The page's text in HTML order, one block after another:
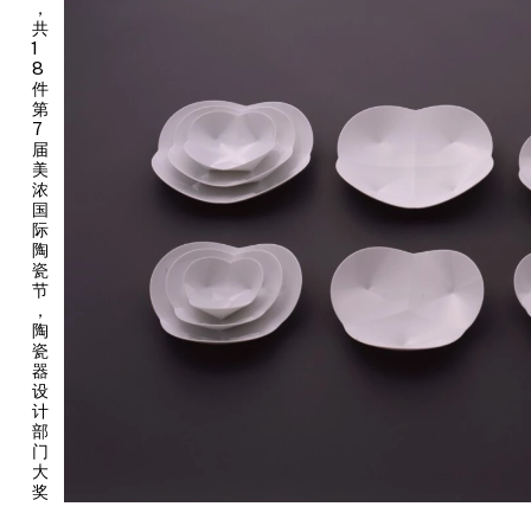
“器之道”巧妙融合中国古典哲学与对当代艺术的思考：“器”不再仅
是物质的载体，而升华为艺术家创造力和技艺的具象化表达；与之
呼应的“道”则超越了其传统意义，演变为陶艺创作中的抽象原则和
方法论。
“器之道：日本岐阜县现代陶艺美术馆藏‘美浓国际陶瓷节’获奖作品
精选展”设为
“自然之籽”“几何之构”“冥想之园”
三个章节。展览首
章
以独特视角诠释了自然与艺术的共生之美。艺术家们
以敏锐的洞察力，将瞬息万变的自然景象凝固为永恒的艺术瞬间，
让观众在细细品味中感受四季更迭、生命轮回的宏大主题。日本艺
术家井户真伸的《花花》以优雅的花朵姿态展现植物生长的动态美
感与生命的律动；以昆虫为主题的飞蛾造型作品《无题》由加拿大
艺术家格蕾丝·尼克尔创作，呈现艺术家对微观生命的关注与赞美；
比利时艺术家盖伊·范利姆普特的半透明碗《巨巢》中，图案交织产
生的变幻光影与自然界昼夜更替、季节变换的规律相呼应；芬兰艺
术家考蒂·图奥米宁-尼蒂莱的《明月盘》以简约的圆盘设计再现月
光的柔和与温婉，呈现一种超然物外的宁静之美；日本艺术家柳井
友一的《雪丘》犹如积雪覆盖后的丘陵景观，将冬日静谧转化为兼
具美感与实用功能的现代餐具；日本艺术家阿奴的《安魂曲》则用
棺材的造型直指自然界最基本的循环——生命与死亡。
，
共
1
8
件
第
7
届
美
浓
国
际
陶
瓷
节
，
陶
瓷
器
设
计
部
门
大
奖